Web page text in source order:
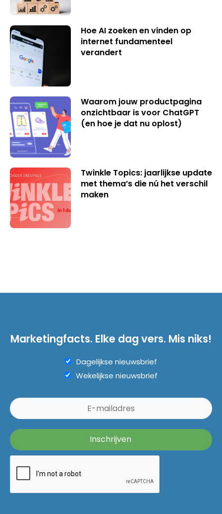
Hoe AI zoeken en vinden op
internet fundamenteel
verandert
Waarom jouw productpagina
onzichtbaar is voor ChatGPT
(en hoe je dat nu oplost)
Twinkle Topics: jaarlijkse update
met thema’s die nú het verschil
maken
Marketingfacts. Elke dag vers. Mis niks!
Dagelijkse nieuwsbrief
Wekelijkse nieuwsbrief